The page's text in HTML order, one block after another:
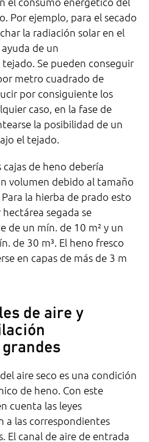
Por ejemplo, para el secado
la radiación solar en el
de un
Se pueden conseguir
metro cuadrado de
por consiguiente los
caso, en la fase de
la posibilidad de un
el tejado.
de heno debería
volumen debido al tamaño
la hierba de prado esto
segada se
de un mín. de 10 m² y un
de 30 m³. El heno fresco
en capas de más de 3 m
de aire y
aire seco es una condición
de heno. Con este
cuenta las leyes
a las correspondientes
El canal de aire de entrada